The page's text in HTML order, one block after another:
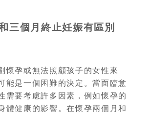
三個月終止妊娠有區別
懷孕或無法照顧孩子的女性來
能是一個困難的決定。當面臨意
需要考慮許多因素，例如懷孕的
體健康的影響。在懷孕兩個月和